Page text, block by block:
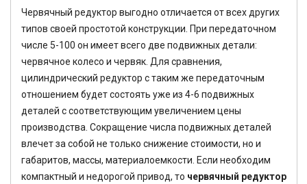
Червячный редуктор выгодно отличается от всех других
типов своей простотой конструкции. При передаточном
числе 5-100 он имеет всего две подвижных детали:
червячное колесо и червяк. Для сравнения,
цилиндрический редуктор с таким же передаточным
отношением будет состоять уже из 4-6 подвижных
деталей с соответствующим увеличением цены
производства. Сокращение числа подвижных деталей
влечет за собой не только снижение стоимости, но и
габаритов, массы, материалоемкости. Если необходим
компактный и недорогой привод, то червячный редуктор